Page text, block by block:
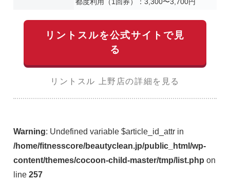
リントスルを公式サイトで見
る
リントスル 上野店の詳細を見る
Warning: Undefined variable $article_id_attr in
/home/fitnesscore/beautyclean.jp/public_html/wp-
content/themes/cocoon-child-master/tmp/list.php on
line 257